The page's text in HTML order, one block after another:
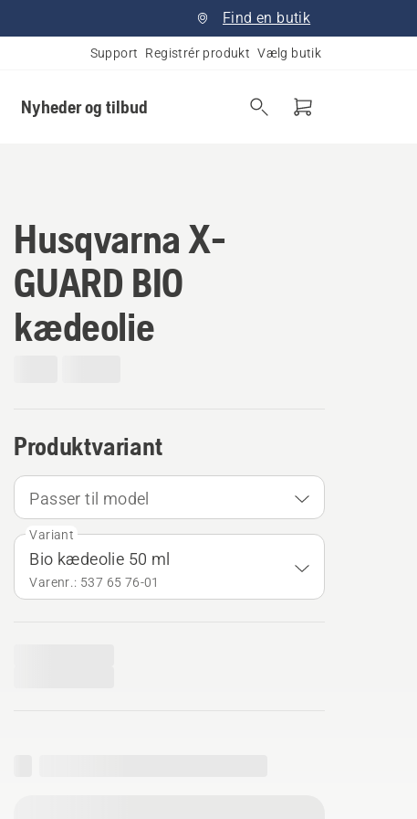
Find en butik
Support Registrér produkt Vælg butik
Nyheder og tilbud
Husqvarna X-
GUARD BIO
kædeolie
Produktvariant
Passer til model
Variant
Bio kædeolie 50 ml
Varenr.: 537 65 76‑01